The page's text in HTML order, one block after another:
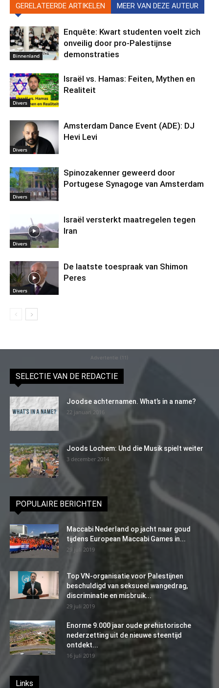
GERELATEERDE ARTIKELEN MEER VAN DEZE AUTEUR
Binnenland
Enquête: Kwart studenten voelt zich
onveilig door pro-Palestijnse
demonstraties
Divers
Israël vs. Hamas: Feiten, Mythen en
Realiteit
Divers
Amsterdam Dance Event (ADE): DJ
Hevi Levi
Divers
Spinozakenner geweerd door
Portugese Synagoge van Amsterdam
Divers
Israël versterkt maatregelen tegen
Iran
Divers
De laatste toespraak van Shimon
Peres
Advertentie (11)
SELECTIE VAN DE REDACTIE
Joodse achternamen. What’s in a name?
22 januari 2016
Joods Lochem: Und die Musik spielt weiter
3 december 2014
POPULAIRE BERICHTEN
Maccabi Nederland op jacht naar goud
tijdens European Maccabi Games in...
29 juli 2019
Top VN-organisatie voor Palestijnen
beschuldigd van seksueel wangedrag,
discriminatie en misbruik...
29 juli 2019
Enorme 9.000 jaar oude prehistorische
nederzetting uit de nieuwe steentijd
ontdekt...
16 juli 2019
Links